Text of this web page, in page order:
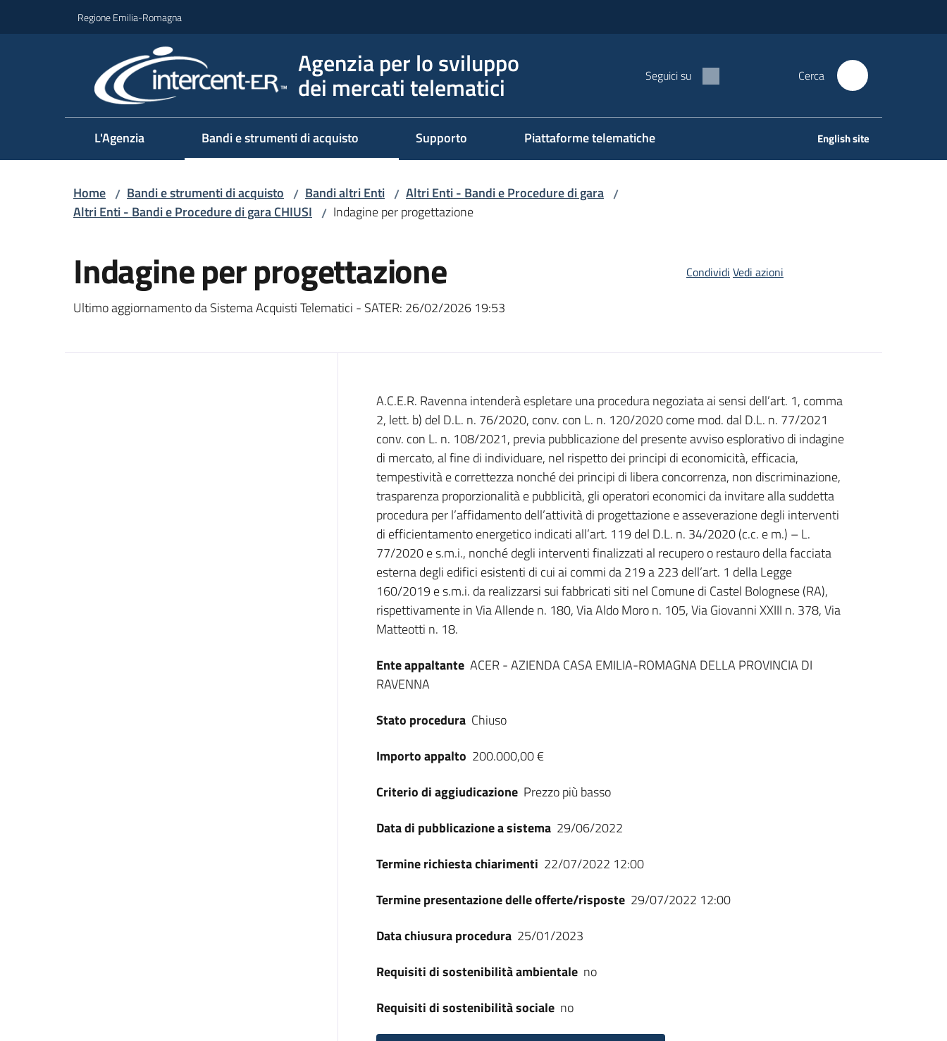
Regione Emilia-Romagna
Agenzia per lo sviluppo
dei mercati telematici Seguici su Cerca
L'Agenzia Bandi e strumenti di acquisto Supporto Piattaforme telematiche English site
Home / Bandi e strumenti di acquisto / Bandi altri Enti / Altri Enti - Bandi e Procedure di gara /
Altri Enti - Bandi e Procedure di gara CHIUSI / Indagine per progettazione
Indagine per progettazione
Ultimo aggiornamento da Sistema Acquisti Telematici - SATER: 26/02/2026 19:53
Condividi Vedi azioni
Dati del bando
A.C.E.R. Ravenna intenderà espletare una procedura negoziata ai sensi dell’art. 1, comma
2, lett. b) del D.L. n. 76/2020, conv. con L. n. 120/2020 come mod. dal D.L. n. 77/2021
conv. con L. n. 108/2021, previa pubblicazione del presente avviso esplorativo di indagine
di mercato, al fine di individuare, nel rispetto dei principi di economicità, efficacia,
tempestività e correttezza nonché dei principi di libera concorrenza, non discriminazione,
trasparenza proporzionalità e pubblicità, gli operatori economici da invitare alla suddetta
procedura per l’affidamento dell’attività di progettazione e asseverazione degli interventi
di efficientamento energetico indicati all’art. 119 del D.L. n. 34/2020 (c.c. e m.) – L.
77/2020 e s.m.i., nonché degli interventi finalizzati al recupero o restauro della facciata
esterna degli edifici esistenti di cui ai commi da 219 a 223 dell’art. 1 della Legge
160/2019 e s.m.i. da realizzarsi sui fabbricati siti nel Comune di Castel Bolognese (RA),
rispettivamente in Via Allende n. 180, Via Aldo Moro n. 105, Via Giovanni XXIII n. 378, Via
Matteotti n. 18.
Ente appaltante ACER - AZIENDA CASA EMILIA-ROMAGNA DELLA PROVINCIA DI
RAVENNA
Stato procedura Chiuso
Importo appalto 200.000,00 €
Criterio di aggiudicazione Prezzo più basso
Data di pubblicazione a sistema 29/06/2022
Termine richiesta chiarimenti 22/07/2022 12:00
Termine presentazione delle offerte/risposte 29/07/2022 12:00
Data chiusura procedura 25/01/2023
Requisiti di sostenibilità ambientale no
Requisiti di sostenibilità sociale no